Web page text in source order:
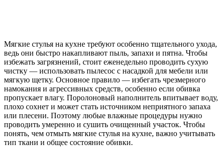
Мягкие стулья на кухне требуют особенно тщательного ухода,
ведь они быстро накапливают пыль, запахи и пятна. Чтобы
избежать загрязнений, стоит еженедельно проводить сухую
чистку — использовать пылесос с насадкой для мебели или
мягкую щетку. Основное правило — избегать чрезмерного
намокания и агрессивных средств, особенно если обивка
пропускает влагу. Поролоновый наполнитель впитывает воду,
плохо сохнет и может стать источником неприятного запаха
или плесени. Поэтому любые влажные процедуры нужно
проводить умеренно и сушить очищенный участок. Чтобы
понять, чем отмыть мягкие стулья на кухне, важно учитывать
тип ткани и общее состояние обивки.